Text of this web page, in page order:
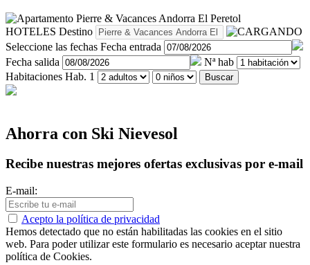
HOTELES Destino
Seleccione las fechas Fecha entrada
Fecha salida
Nª hab
Habitaciones Hab. 1 Buscar
Ahorra con Ski Nievesol
Recibe nuestras mejores ofertas exclusivas por e-mail
E-mail:
Acepto la política de privacidad
Hemos detectado que no están habilitadas las cookies en el sitio
web. Para poder utilizar este formulario es necesario aceptar nuestra
política de Cookies.